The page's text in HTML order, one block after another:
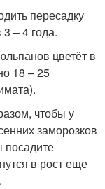
пересадку
– 4 года.
цветёт в
18 – 25
чтобы у
заморозков
посадите
в рост еще